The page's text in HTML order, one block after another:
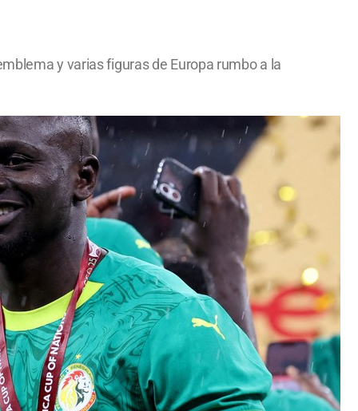
y varias figuras de Europa rumbo a la